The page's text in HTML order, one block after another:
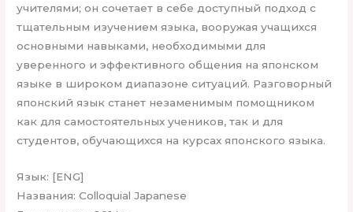
учителями; он сочетает в себе доступный подход с
тщательным изучением языка, вооружая учащихся
основными навыками, необходимыми для
уверенного и эффективного общения на японском
языке в широком диапазоне ситуаций. Разговорный
японский язык станет незаменимым помощником
как для самостоятельных учеников, так и для
студентов, обучающихся на курсах японского языка.
Язык: [ENG]
Названия: Colloquial Japanese